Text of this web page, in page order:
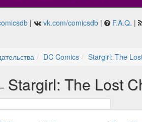
| vk.com/comicsdb | F.A.Q. |
DC Comics Stargirl: The
Stargirl: The Lost